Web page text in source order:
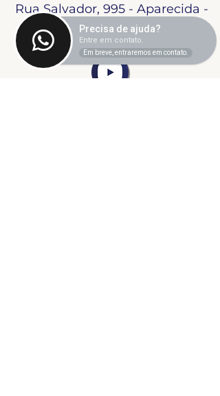
Rua Salvador, 995 - Aparecida -
Uberlândia, MG
Precisa de ajuda?
Entre em contato.
Em breve, entraremos em contato.